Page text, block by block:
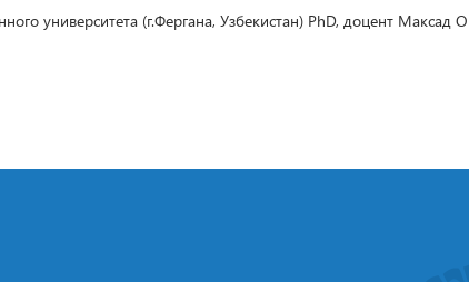
университета (г.Фергана, Узбекистан) PhD, доцент Максад